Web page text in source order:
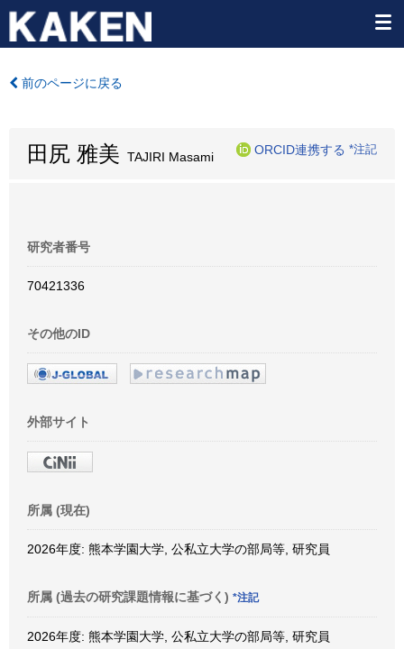
前のページに戻る
田尻 雅美 TAJIRI Masami
ORCID連携する *注記
研究者番号
70421336
その他のID
外部サイト
所属 (現在)
2026年度: 熊本学園大学, 公私立大学の部局等, 研究員
所属 (過去の研究課題情報に基づく) *注記
2026年度: 熊本学園大学, 公私立大学の部局等, 研究員